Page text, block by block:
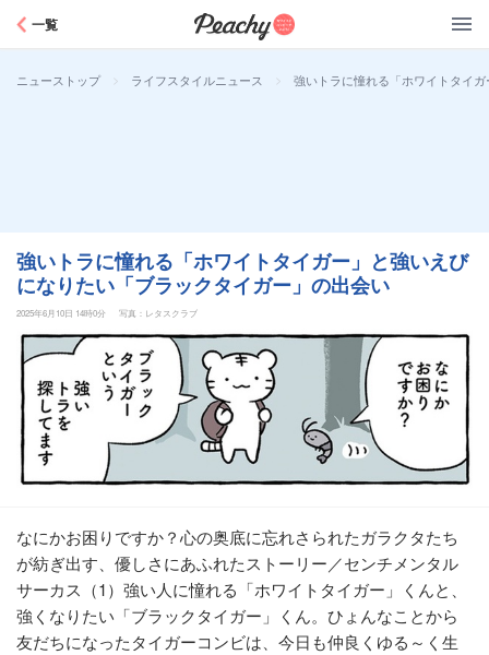
一覧
ニューストップ > ライフスタイルニュース > 強いトラに憧れる「ホワイトタイ
強いトラに憧れる「ホワイトタイガー」と強いえび
になりたい「ブラックタイガー」の出会い
2025年6月10日 14時0分 写真：レタスクラブ
なにかお困りですか？心の奥底に忘れさられたガラクタたち
が紡ぎ出す、優しさにあふれたストーリー／センチメンタル
サーカス（1）強い人に憧れる「ホワイトタイガー」くんと、
強くなりたい「ブラックタイガー」くん。ひょんなことから
友だちになったタイガーコンビは、今日も仲良くゆる～く生